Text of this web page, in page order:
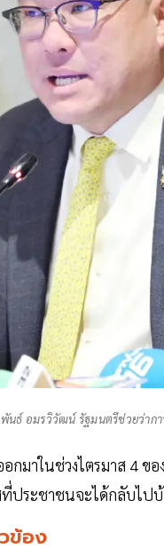
นธ์ อมรวิวัฒน์ รัฐมนตรีช่วยว่ากา
อกมาในช่วงไตรมาส 4
ประชาชนจะได้กลับไปบ้
ข้อง